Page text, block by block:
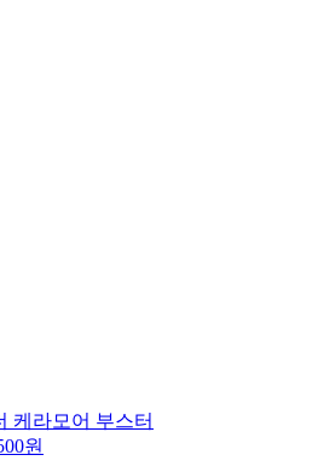
케라모어 부스터
원